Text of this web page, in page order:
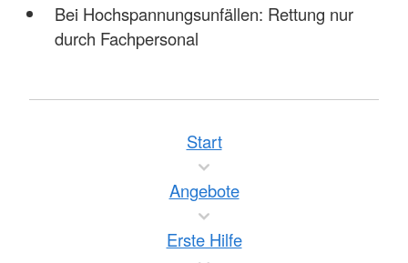
Bei Hochspannungsunfällen: Rettung nur
durch Fachpersonal
Start
Angebote
Erste Hilfe